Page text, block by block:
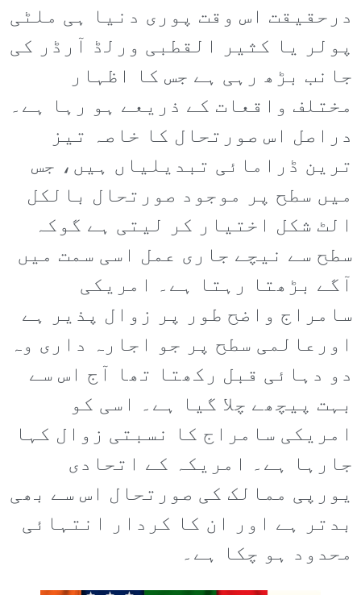
درحقیقت اس وقت پوری دنیا ہی ملٹی
پولر یا کثیر القطبی ورلڈ آرڈر کی
جانب بڑھ رہی ہے جس کا اظہار
مختلف واقعات کے ذریعے ہو رہا ہے۔
دراصل اس صورتحال کا خاصہ تیز
ترین ڈرامائی تبدیلیاں ہیں، جس
میں سطح پر موجود صورتحال بالکل
الٹ شکل اختیار کر لیتی ہے گوکہ
سطح سے نیچے جاری عمل اسی سمت میں
آگے بڑھتا رہتا ہے۔ امریکی
سامراج واضح طور پر زوال پذیر ہے
اورعالمی سطح پر جو اجارہ داری وہ
دو دہائی قبل رکھتا تھا آج اس سے
بہت پیچھے چلا گیا ہے۔ اسی کو
امریکی سامراج کا نسبتی زوال کہا
جارہا ہے۔ امریکہ کے اتحادی
یورپی ممالک کی صورتحال اس سے بھی
بدتر ہے اور ان کا کردار انتہائی
محدود ہو چکا ہے۔